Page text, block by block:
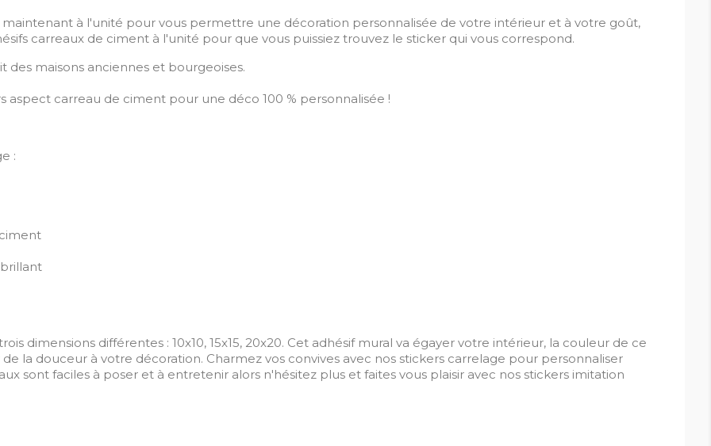
à l'unité pour vous permettre une décoration personnalisée de votre intérieur et à votre goût,
carreaux de ciment à l'unité pour que vous puissiez trouvez le sticker qui vous correspond.
maisons anciennes et bourgeoises.
carreau de ciment pour une déco 100 % personnalisée !
:
dimensions différentes : 10x10, 15x15, 20x20. Cet adhésif mural va égayer votre intérieur, la couleur de ce
la douceur à votre décoration. Charmez vos convives avec nos stickers carrelage pour personnaliser
sont faciles à poser et à entretenir alors n'hésitez plus et faites vous plaisir avec nos stickers imitation